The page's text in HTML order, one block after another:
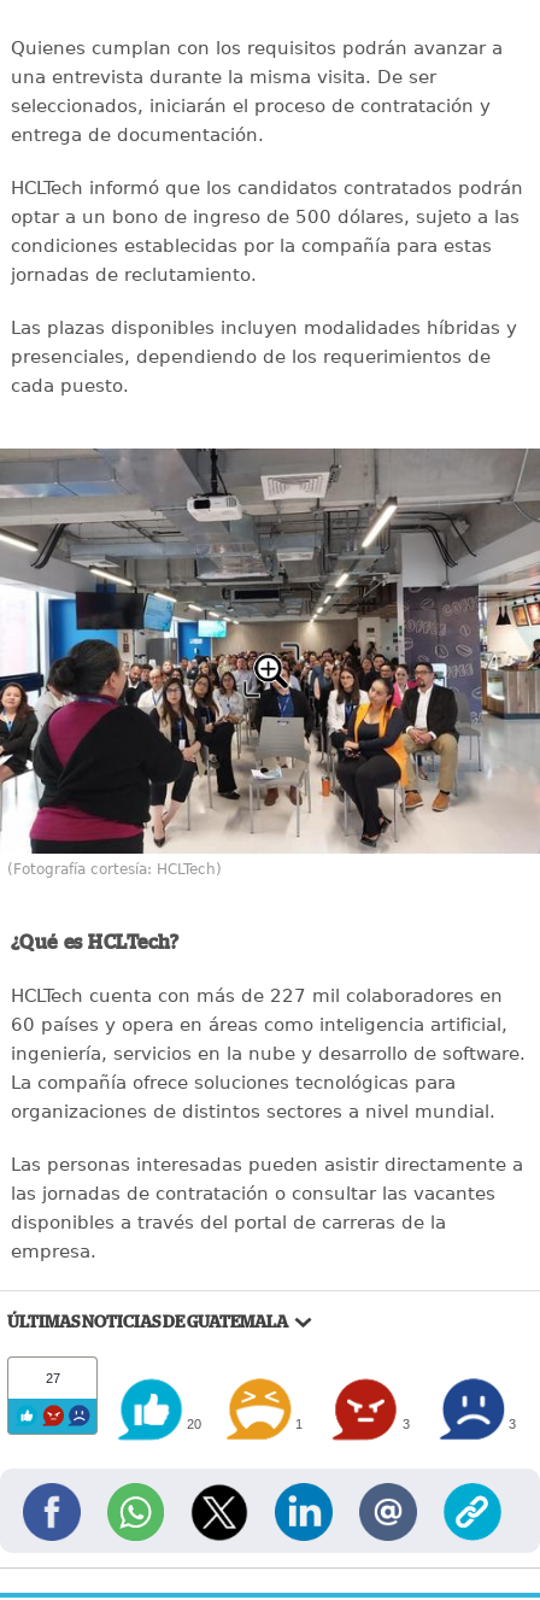
Quienes cumplan con los requisitos podrán avanzar a
una entrevista durante la misma visita. De ser
seleccionados, iniciarán el proceso de contratación y
entrega de documentación.
HCLTech informó que los candidatos contratados podrán
optar a un bono de ingreso de 500 dólares, sujeto a las
condiciones establecidas por la compañía para estas
jornadas de reclutamiento.
Las plazas disponibles incluyen modalidades híbridas y
presenciales, dependiendo de los requerimientos de
cada puesto.
(Fotografía cortesía: HCLTech)
¿Qué es HCLTech?
HCLTech cuenta con más de 227 mil colaboradores en
60 países y opera en áreas como inteligencia artificial,
ingeniería, servicios en la nube y desarrollo de software.
La compañía ofrece soluciones tecnológicas para
organizaciones de distintos sectores a nivel mundial.
Las personas interesadas pueden asistir directamente a
las jornadas de contratación o consultar las vacantes
disponibles a través del portal de carreras de la
empresa.
ÚLTIMAS NOTICIAS DE GUATEMALA
27
20 1 3 3